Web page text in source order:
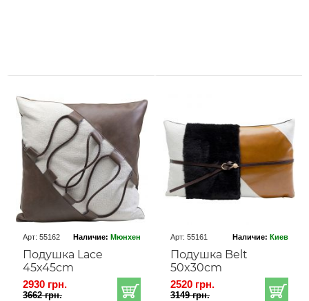
Арт: 55162 Наличие: Мюнхен
Подушка Lace
45x45cm
2930 грн.
3662 грн.
Арт: 55161 Наличие: Киев
Подушка Belt
50x30cm
2520 грн.
3149 грн.